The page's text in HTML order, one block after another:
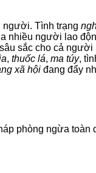
người. Tình trạng
nhiều người lao
sắc cho cả người
,thuốc lá,ma túy,
xã hội đang đẩy
phòng ngừa toàn